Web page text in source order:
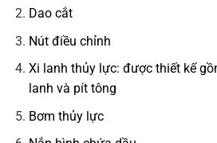
Dao cắt
Nút điều chỉnh
Xi lanh thủy lực: được thiết kế
lanh và pít tông
Bơm thủy lực